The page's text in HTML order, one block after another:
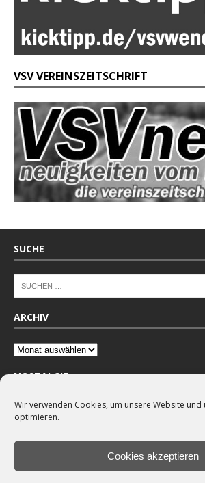
Wir verwenden Cookies, um unsere Website und
optimieren.
Cookies akzeptieren
VSV VEREINSZEITSCHRIFT
SUCHE
ARCHIV
NOSTALGIE